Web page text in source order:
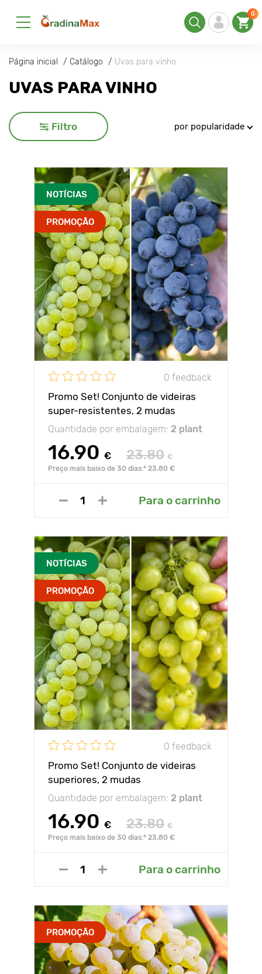
0
Página inicial Catálogo Uvas para vinho
UVAS PARA VINHO
Filtro por popularidade
NOTÍCIAS
PROMOÇÃO
0 feedback
Promo Set! Conjunto de videiras
super-resistentes, 2 mudas
Quantidade por embalagem: 2 plant
16.90 € 23.80 €
Preço mais baixo de 30 dias:* 23.80 €
Para o carrinho
NOTÍCIAS
PROMOÇÃO
0 feedback
Promo Set! Conjunto de videiras
superiores, 2 mudas
Quantidade por embalagem: 2 plant
16.90 € 23.80 €
Preço mais baixo de 30 dias:* 23.80 €
Para o carrinho
PROMOÇÃO